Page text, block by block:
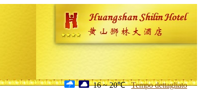
16 ~ 20℃ Tempo dettagliato